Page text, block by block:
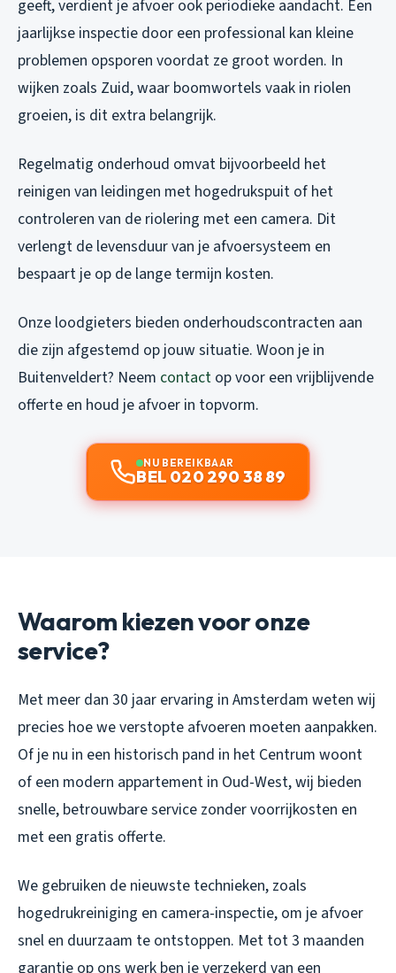
geeft, verdient je afvoer ook periodieke aandacht. Een
jaarlijkse inspectie door een professional kan kleine
problemen opsporen voordat ze groot worden. In
wijken zoals Zuid, waar boomwortels vaak in riolen
groeien, is dit extra belangrijk.
Regelmatig onderhoud omvat bijvoorbeeld het
reinigen van leidingen met hogedrukspuit of het
controleren van de riolering met een camera. Dit
verlengt de levensduur van je afvoersysteem en
bespaart je op de lange termijn kosten.
Onze loodgieters bieden onderhoudscontracten aan
die zijn afgestemd op jouw situatie. Woon je in
Buitenveldert? Neem contact op voor een vrijblijvende
offerte en houd je afvoer in topvorm.
NU BEREIKBAAR
BEL 020 290 38 89
Waarom kiezen voor onze
service?
Met meer dan 30 jaar ervaring in Amsterdam weten wij
precies hoe we verstopte afvoeren moeten aanpakken.
Of je nu in een historisch pand in het Centrum woont
of een modern appartement in Oud-West, wij bieden
snelle, betrouwbare service zonder voorrijkosten en
met een gratis offerte.
We gebruiken de nieuwste technieken, zoals
hogedrukreiniging en camera-inspectie, om je afvoer
snel en duurzaam te ontstoppen. Met tot 3 maanden
garantie op ons werk ben je verzekerd van een